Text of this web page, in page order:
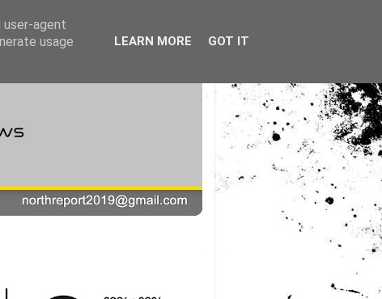
user-agent
usage
LEARN MORE GOT IT